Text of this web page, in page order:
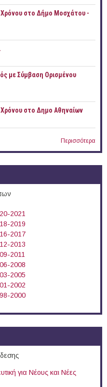
στο Δήμο Μοσχάτου -
με Σύμβαση Ορισμένου
στο Δημο Αθηναίων
Περισσότερα
2021
2019
2017
2013
2011
2008
2005
2002
2000
για Νέους και Νέες